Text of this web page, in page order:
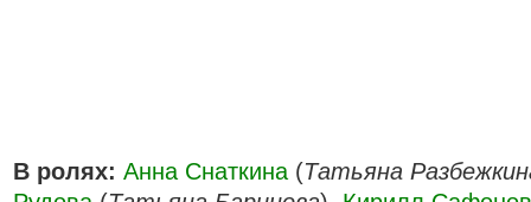
В ролях: Анна Снаткина (Татьяна